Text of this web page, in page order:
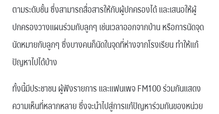
ตามระดับชั้น ซึ่งสามารถสื่อสารให้กับผู้ปกครองได้ และเสนอให้ผู้
ปกครองวางแผนร่วมกับลูกๆ เช่นเวลาออกจากบ้าน หรือการนัดจุด
นัดหมายกับลูกๆ ซึ่งบางคนก็นัดในจุดที่ห่างจากโรงเรียน ทำให้แก้
ปัญหาไปได้บ้าง
ทั้งนี้มีประชาชน ผู้ฟังรายการ และแฟนเพจ FM100 ร่วมกันแสดง
ความเห็นที่หลากหลาย ซึ่งจะนำไปสู่การแก้ปัญหาร่วมกันของหน่วย